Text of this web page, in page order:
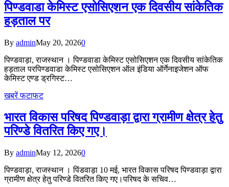
पिण्डवाडा केमिस्ट एसोसिएशन एक दिवसीय सांकेतिक
हड़ताल पर
By adminMay 20, 20260
पिण्डवाड़ा, राजस्थान । पिण्डवाडा केमिस्ट एसोसिएशन एक दिवसीय सांकेतिक
हड़ताल परपिण्डवाडा केमिस्ट एसोसिएशन ऑल इंडिया ऑर्गेनाइजेशन ऑफ
केमिस्ट एण्ड ड्रगिस्ट…
खबरें फटाफट
भारत विकास परिषद पिण्डवाड़ा द्वारा ग्रामीण क्षेत्र हेतु
परिण्डे वितरित किए गए।
By adminMay 12, 20260
पिण्डवाड़ा, राजस्थान । पिंडवाड़ा 10 मई, भारत विकास परिषद पिण्डवाड़ा द्वारा
ग्रामीण क्षेत्र हेतु परिण्डे वितरित किए गए।परिषद के सचिव…